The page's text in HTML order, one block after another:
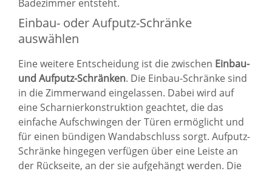
Badezimmer entsteht.
Einbau- oder Aufputz-Schränke
auswählen
Eine weitere Entscheidung ist die zwischen Einbau-
und Aufputz-Schränken. Die Einbau-Schränke sind
in die Zimmerwand eingelassen. Dabei wird auf
eine Scharnierkonstruktion geachtet, die das
einfache Aufschwingen der Türen ermöglicht und
für einen bündigen Wandabschluss sorgt. Aufputz-
Schränke hingegen verfügen über eine Leiste an
der Rückseite, an der sie aufgehängt werden. Die